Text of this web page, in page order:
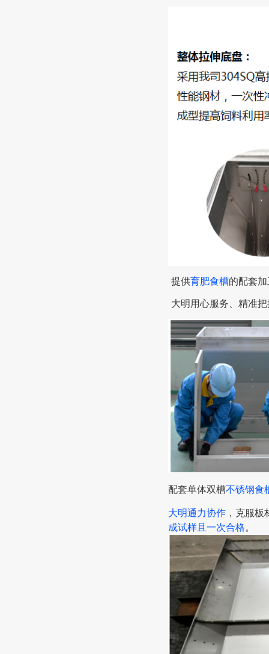
提供育肥食槽的配套加
大明用心服务、精准
配套单体双槽不锈钢食
大明通力协作 ，克服
成试样且一次合格。